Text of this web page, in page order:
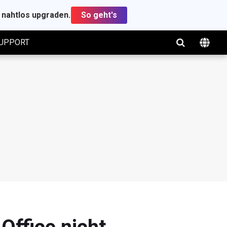
upgraden. So geht's